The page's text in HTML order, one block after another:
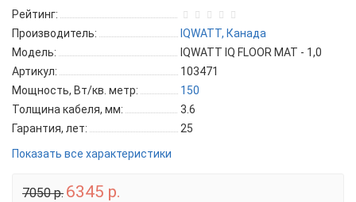
Рейтинг:
Производитель:
IQWATT, Канада
Модель:
IQWATT IQ FLOOR MAT - 1,0
Артикул:
103471
Мощность, Вт/кв. метр:
150
Толщина кабеля, мм:
3.6
Гарантия, лет:
25
Показать все характеристики
7050 р. 6345 р.